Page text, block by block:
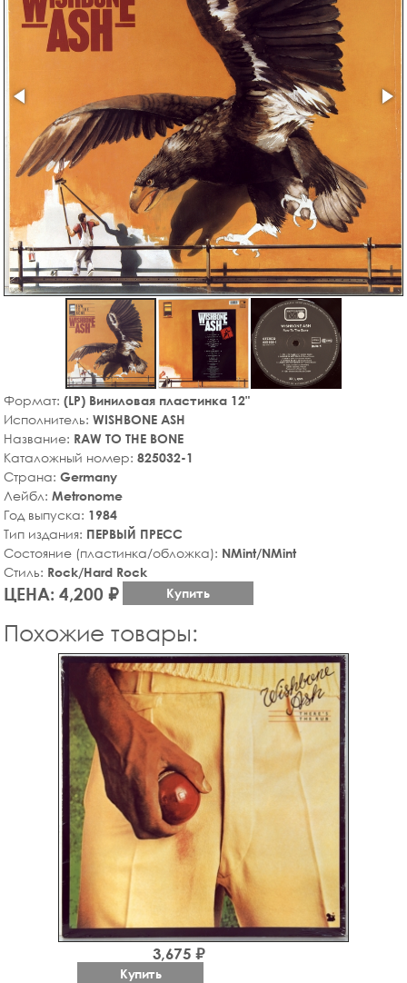
Формат: (LP) Виниловая пластинка 12"
Исполнитель: WISHBONE ASH
Название: RAW TO THE BONE
Каталожный номер: 825032-1
Страна: Germany
Лейбл: Metronome
Год выпуска: 1984
Тип издания: ПЕРВЫЙ ПРЕСС
Состояние (пластинка/обложка): NMint/NMint
Стиль: Rock/Hard Rock
ЦЕНА: 4,200 ₽ Купить
Похожие товары:
3,675 ₽
Купить